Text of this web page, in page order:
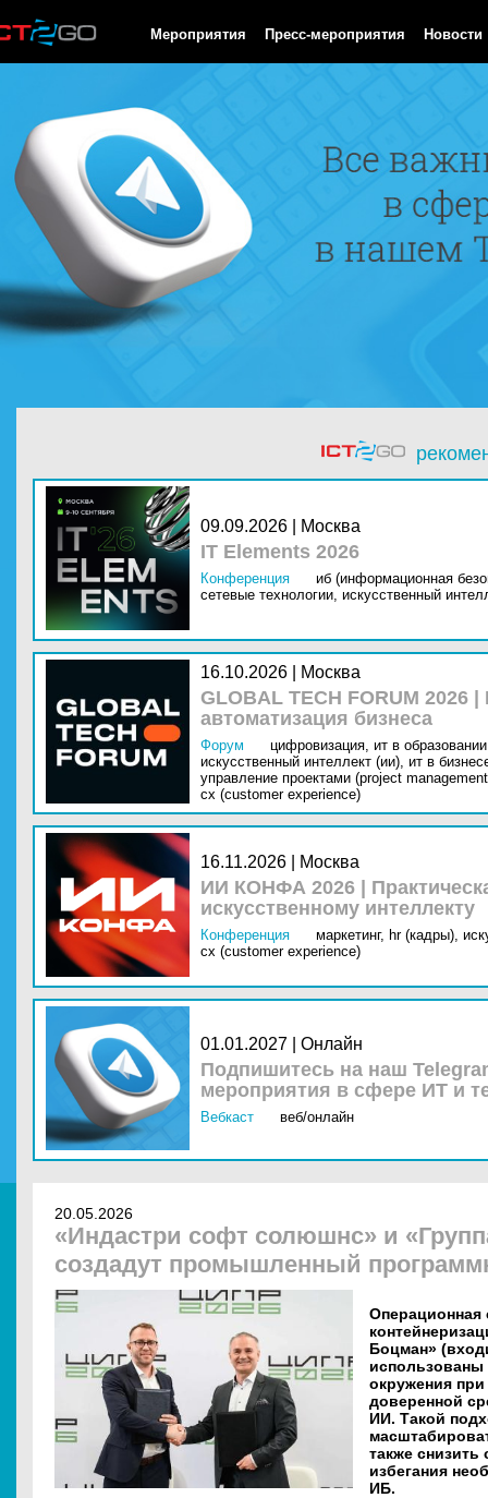
Мероприятия Пресс-мероприятия Новости
09.09.2026 | Москва
IT Elements 2026
Конференция
иб (информационная
сетевые технологии, искусственный
16.10.2026 | Москва
GLOBAL TECH FORUM
автоматизация бизнеса
Форум цифровизация, ит в
искусственный интеллект (ии), ит в
управление проектами (project
cx (customer experience)
16.11.2026 | Москва
ИИ КОНФА 2026 |
искусственному интеллекту
Конференция маркетинг, hr (кадры),
cx (customer experience)
01.01.2027 | Онлайн
Подпишитесь на наш
мероприятия в сфере ИТ и
Вебкаст веб/онлайн
20.05.2026
«Индастри софт солюшнс» и
создадут промышленный
Операционная
Боцман»
использованы
окружения
доверенной
ИИ. Такой
также снизить
избегания
ИБ.